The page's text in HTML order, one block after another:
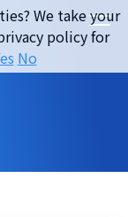
We take your
policy for
No